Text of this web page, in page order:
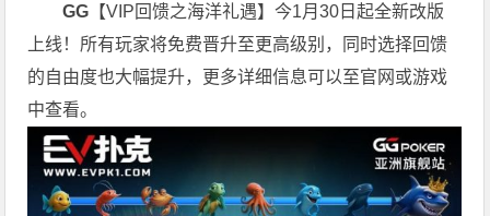
GG 【VIP回馈之海洋礼遇】今1月30日起全新改版
上线！所有玩家将免费晋升至更高级别，同时选择回馈
的自由度也大幅提升，更多详细信息可以至官网或游戏
中查看。